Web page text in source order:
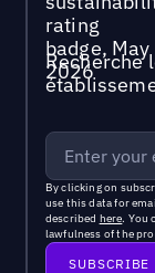
Recherche
By clicking on
use this data for
described here. You
lawfulness of the